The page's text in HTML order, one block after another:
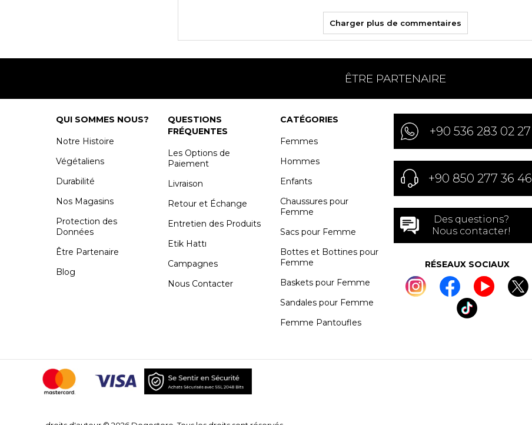
Charger plus de commentaires
ÊTRE PARTENAIRE
QUI SOMMES NOUS?
Notre Histoire
Végétaliens
Durabilité
Nos Magasins
Protection des
Données
Être Partenaire
Blog
QUESTIONS
FRÉQUENTES
Les Options de
Paiement
Livraison
Retour et Échange
Entretien des Produits
Etik Hattı
Campagnes
Nous Contacter
CATÉGORIES
Femmes
Hommes
Enfants
Chaussures pour
Femme
Sacs pour Femme
Bottes et Bottines pour
Femme
Baskets pour Femme
Sandales pour Femme
Femme Pantoufles
+90 536 283 02 27
+90 850 277 36 46
Des questions?
Nous contacter!
RÉSEAUX SOCIAUX